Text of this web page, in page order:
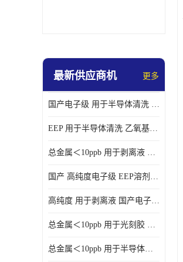
最新供应商机 更多
国产电子级 用于半导体清洗 EEP溶剂电子级
EEP 用于半导体清洗 乙氧基丙酸乙酯电子级
总金属＜10ppb 用于剥离液 电子级EEP
国产 高纯度电子级 EEP溶剂电子级
高纯度 用于剥离液 国产电子级EEP
总金属＜10ppb 用于光刻胶 电子级EEP溶剂
总金属＜10ppb 用于半导体清洗 3-乙氧基丙酸乙酯电子级